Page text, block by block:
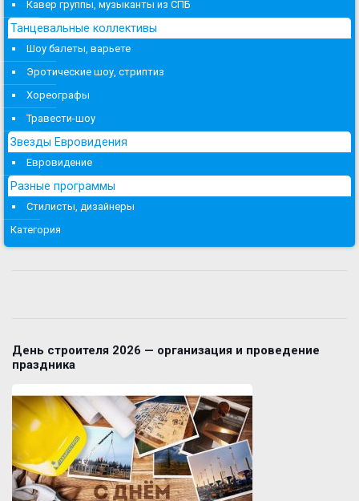
Кавер группы, музыканты из СПБ
Танцевальные коллективы
Шоу балеты, варьете
Эротические шоу, стриптиз
Хореографы
Травести-шоу
Звезды Евровидения
Евровидение
Разные программы
Стилисты, дизайнеры
Категория
День строителя 2026 — организация и проведение
праздника